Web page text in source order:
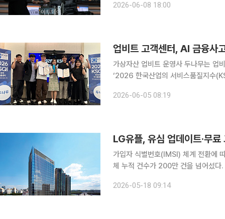
등 높은 변동성을 보였다. 환율 급등
2026-06-08 18:00
업비트 고객센터, AI 금융사
가상자산 업비트 운영사 두나무는 업
‘2026 한국산업의 서비스품질지수
2026-06-05 08:19
가입자 식별번호(IMSI) 체계 전환에
체 누적 건수가 200만 건을 넘어섰다
일까지 유심 업데이트는 75만461건,
2026-05-18 09:14